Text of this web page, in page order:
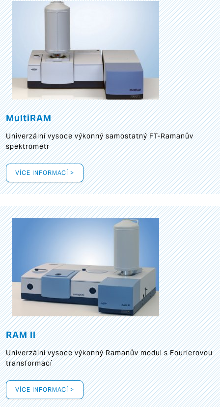
MultiRAM
Univerzální vysoce výkonný samostatný FT-Ramanův
spektrometr
VÍCE INFORMACÍ >
RAM II
Univerzální vysoce výkonný Ramanův modul s Fourierovou
transformací
VÍCE INFORMACÍ >